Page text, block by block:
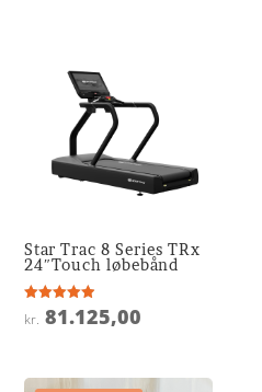
Star Trac 8 Series TRx
24″Touch løbebånd
Vurderet
4.9
kr. 81.125,00